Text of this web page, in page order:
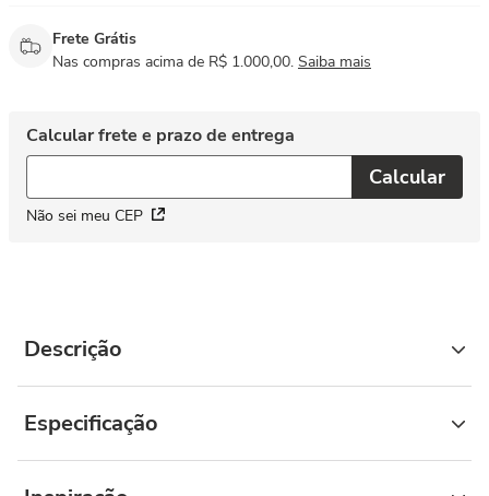
Frete Grátis
Nas compras acima de R$ 1.000,00. Saiba mais
Não sei meu CEP
Descrição
Especificação